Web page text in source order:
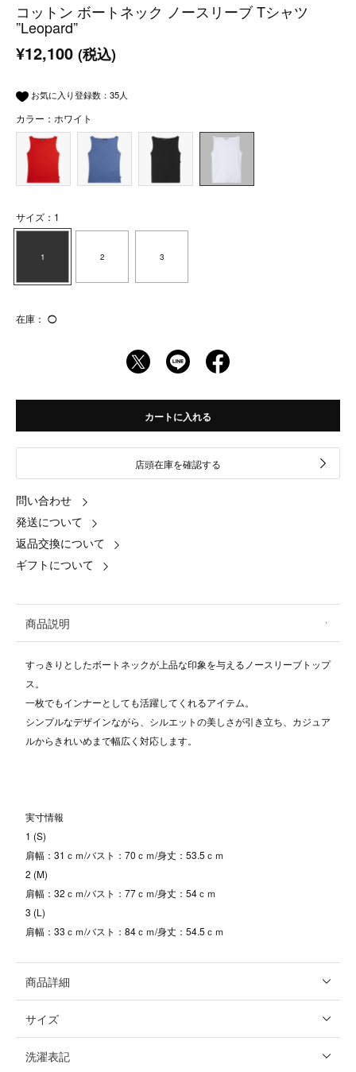
コットン ボートネック ノースリーブ Tシャツ
”Leopard”
¥12,100 (税込)
お気に入り登録数： 35人
カラー：ホワイト
サイズ：1
1 2 3
在庫： ◯
カートに入れる
店頭在庫を確認する
問い合わせ
発送について
返品交換について
ギフトについて
商品説明
すっきりとしたボートネックが上品な印象を与えるノースリーブトップ
ス。
一枚でもインナーとしても活躍してくれるアイテム。
シンプルなデザインながら、シルエットの美しさが引き立ち、カジュア
ルからきれいめまで幅広く対応します。
実寸情報
1 (S)
肩幅：31ｃｍ/バスト：70ｃｍ/身丈：53.5ｃｍ
2 (M)
肩幅：32ｃｍ/バスト：77ｃｍ/身丈：54ｃｍ
3 (L)
肩幅：33ｃｍ/バスト：84ｃｍ/身丈：54.5ｃｍ
商品詳細
サイズ
洗濯表記